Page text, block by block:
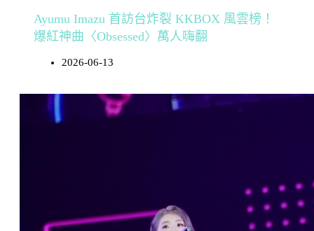
Ayumu Imazu 首訪台炸裂 KKBOX 風雲榜！
爆紅神曲〈Obsessed〉萬人嗨翻
2026-06-13